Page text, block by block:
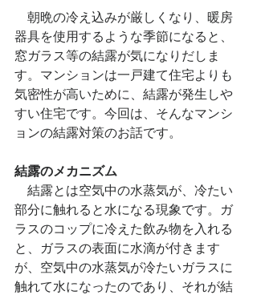
朝晩の冷え込みが厳しくなり、暖房
器具を使用するような季節になると、
窓ガラス等の結露が気になりだしま
す。マンションは一戸建て住宅よりも
気密性が高いために、結露が発生しや
すい住宅です。今回は、そんなマンシ
ョンの結露対策のお話です。
結露のメカニズム
結露とは空気中の水蒸気が、冷たい
部分に触れると水になる現象です。ガ
ラスのコップに冷えた飲み物を入れる
と、ガラスの表面に水滴が付きます
が、空気中の水蒸気が冷たいガラスに
触れて水になったのであり、それが結